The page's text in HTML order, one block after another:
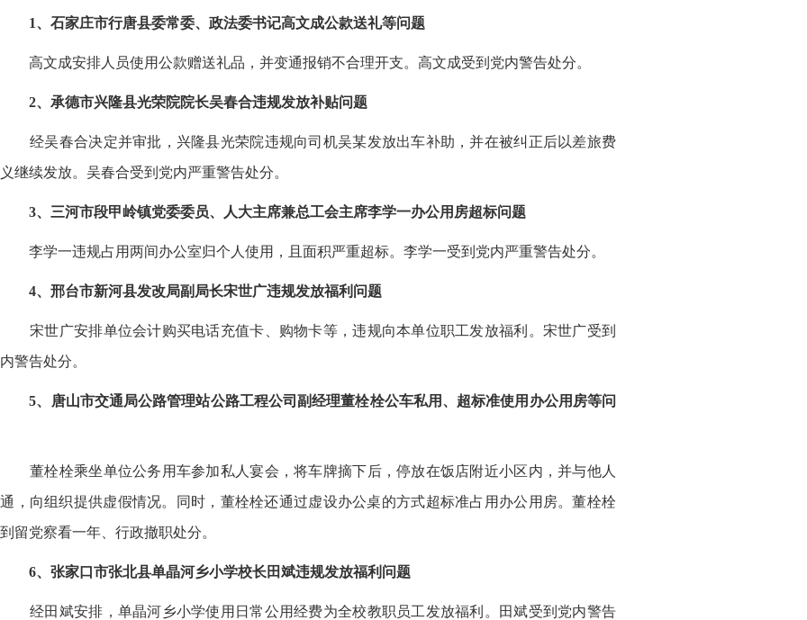
1、石家庄市行唐县委常委、政法委书记高文成公款送礼等问题
高文成安排人员使用公款赠送礼品，并变通报销不合理开支。高文成受到党内警告处分。
2、承德市兴隆县光荣院院长吴春合违规发放补贴问题
经吴春合决定并审批，兴隆县光荣院违规向司机吴某发放出车补助，并在被纠正后以差旅费
继续发放。吴春合受到党内严重警告处分。
3、三河市段甲岭镇党委委员、人大主席兼总工会主席李学一办公用房超标问题
李学一违规占用两间办公室归个人使用，且面积严重超标。李学一受到党内严重警告处分。
4、邢台市新河县发改局副局长宋世广违规发放福利问题
宋世广安排单位会计购买电话充值卡、购物卡等，违规向本单位职工发放福利。宋世广受到
警告处分。
5、唐山市交通局公路管理站公路工程公司副经理董栓栓公车私用、超标准使用办公用房等问
董栓栓乘坐单位公务用车参加私人宴会，将车牌摘下后，停放在饭店附近小区内，并与他人
，向组织提供虚假情况。同时，董栓栓还通过虚设办公桌的方式超标准占用办公用房。董栓栓
留党察看一年、行政撤职处分。
6、张家口市张北县单晶河乡小学校长田斌违规发放福利问题
经田斌安排，单晶河乡小学使用日常公用经费为全校教职员工发放福利。田斌受到党内警告